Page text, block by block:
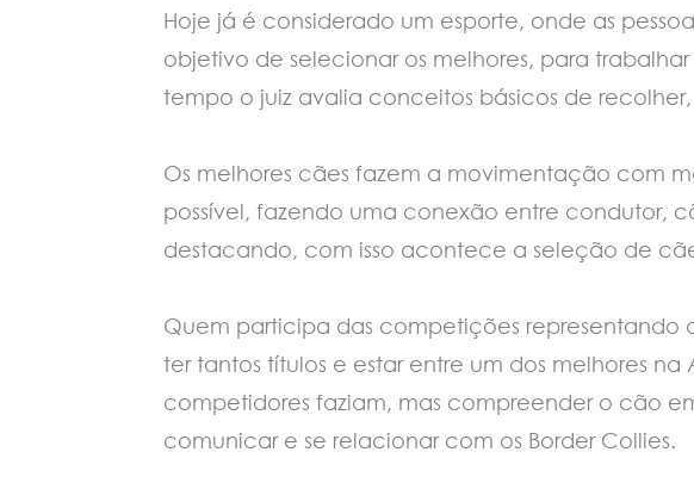
Hoje já é considerado um esporte, onde as
objetivo de selecionar os melhores, para
tempo o juiz avalia conceitos básicos de
Os melhores cães fazem a movimentação com
possível, fazendo uma conexão entre condutor,
destacando, com isso acontece a seleção de
Quem participa das competições representando
ter tantos títulos e estar entre um dos melhores
competidores faziam, mas compreender o cão
comunicar e se relacionar com os Border Collies.